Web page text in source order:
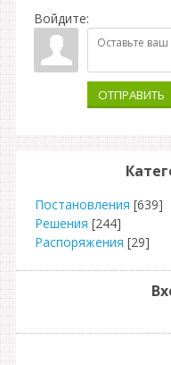
Войдите:
ОТПРАВИТЬ
Постановления [639]
Решения [244]
Распоряжения [29]